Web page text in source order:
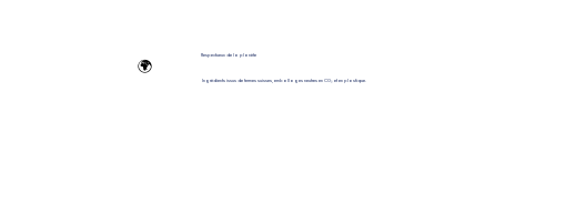
🌍
Respectueux de la planète
Ingrédients issus de fermes suisses, emballages neutres en CO₂ et en plastique.